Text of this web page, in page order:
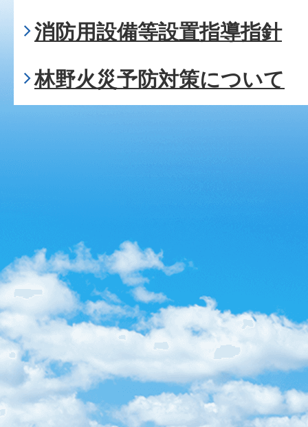
消防用設備等設置指導指針
林野火災予防対策について